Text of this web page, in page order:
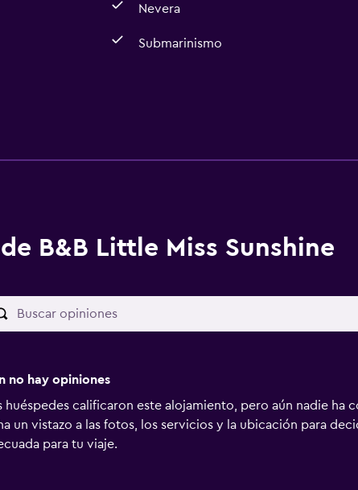
Nevera
Submarinismo
B&B Little Miss Sunshine
no hay opiniones
huéspedes calificaron este alojamiento, pero aún nadie ha
un vistazo a las fotos, los servicios y la ubicación para
para tu viaje.